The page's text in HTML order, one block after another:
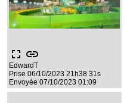
fullscreen link
EdwardT
Prise 06/10/2023 21h38 31s
Envoyée 07/10/2023 01:09